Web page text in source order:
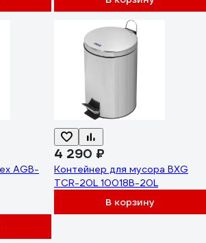
AGB-
4 290 ₽
Контейнер для мусора BXG
TCR-20L 10018B-20L
В корзину